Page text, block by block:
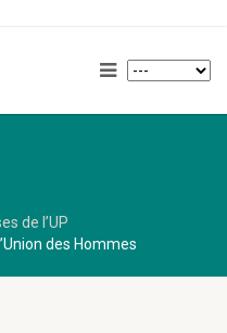
de l’UP
des Hommes